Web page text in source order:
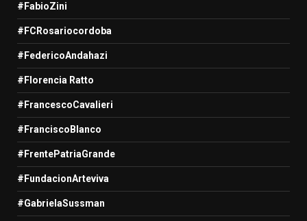
#FabioZini
#FCRosariocordoba
#FedericoAndahazi
#Florencia Ratto
#FrancescoCavalieri
#FranciscoBlanco
#FrentePatriaGrande
#FundacionArteviva
#GabrielaSussman